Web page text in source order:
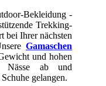
Bekleidung -
Trekking-
bei Ihrer nächsten
Gamaschen
und hohen
Nässe ab und
gelangen.